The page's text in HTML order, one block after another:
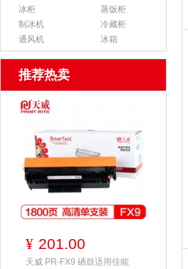
冰柜
蒸饭柜
制冰机
冷藏柜
通风机
冰箱
推荐热卖
¥ 201.00
天威 PR-FX9 硒鼓适用佳能